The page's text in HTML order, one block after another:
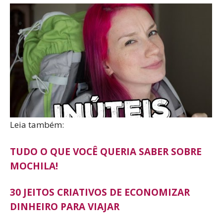
Leia também:
TUDO O QUE VOCÊ QUERIA SABER SOBRE
MOCHILA!
30 JEITOS CRIATIVOS DE ECONOMIZAR
DINHEIRO PARA VIAJAR